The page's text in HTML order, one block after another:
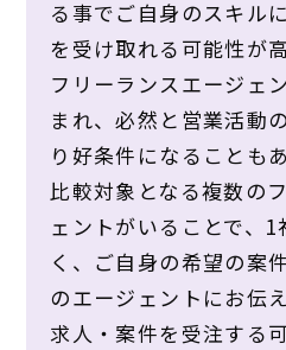
る事でご自身のスキル
を受け取れる可能性が高
フリーランスエージェ
まれ、必然と営業活動
り好条件になることもあ
比較対象となる複数の
ェントがいることで、
く、ご自身の希望の案
のエージェントにお伝
求人・案件を受注する